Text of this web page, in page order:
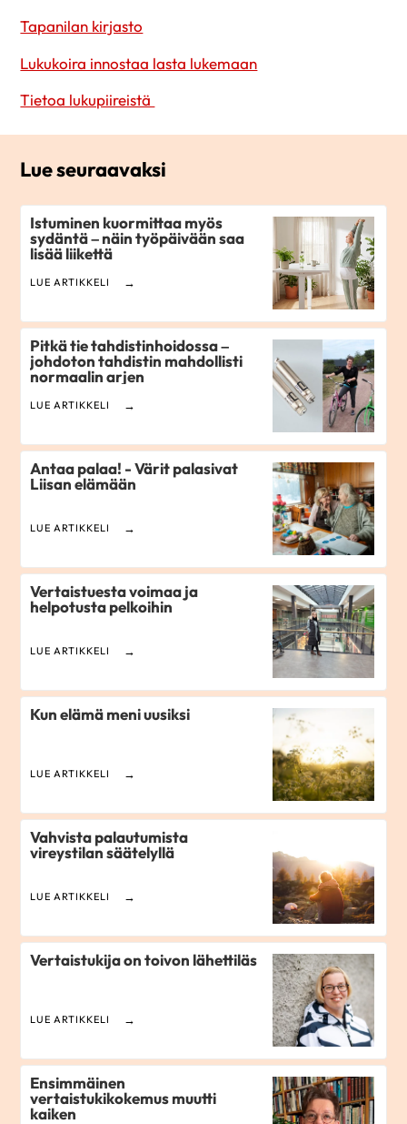
Tapanilan kirjasto
Lukukoira innostaa lasta lukemaan
Tietoa lukupiireistä
Lue seuraavaksi
Istuminen kuormittaa myös
sydäntä – näin työpäivään saa
lisää liikettä
LUE ARTIKKELI
Pitkä tie tahdistinhoidossa –
johdoton tahdistin mahdollisti
normaalin arjen
LUE ARTIKKELI
Antaa palaa! - Värit palasivat
Liisan elämään
LUE ARTIKKELI
Vertaistuesta voimaa ja
helpotusta pelkoihin
LUE ARTIKKELI
Kun elämä meni uusiksi
LUE ARTIKKELI
Vahvista palautumista
vireystilan säätelyllä
LUE ARTIKKELI
Vertaistukija on toivon lähettiläs
LUE ARTIKKELI
Ensimmäinen
vertaistukikokemus muutti
kaiken